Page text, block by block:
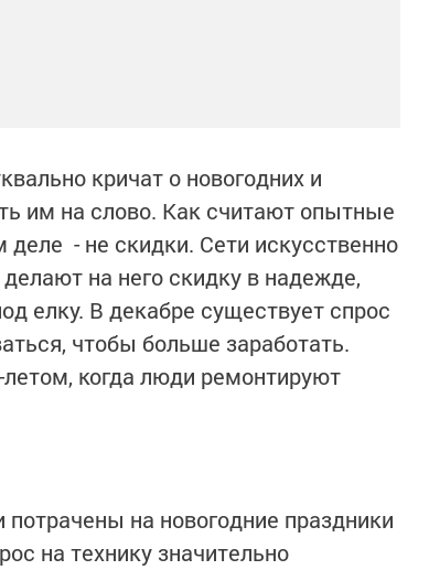
кричат о новогодних и
им на слово. Как считают опытные
- не скидки. Сети искусственно
на него скидку в надежде,
елку. В декабре существует спрос
чтобы больше заработать.
когда люди ремонтируют
потрачены на новогодние праздники
на технику значительно